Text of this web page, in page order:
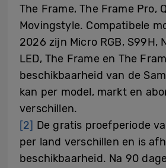
The Frame, The Frame Pro,
Movingstyle. Compatibele
2026 zijn Micro RGB, S99H,
LED, The Frame en The
beschikbaarheid van de
kan per model, markt en
verschillen.
[2] De gratis proefperiode
per land verschillen en is
beschikbaarheid. Na 90